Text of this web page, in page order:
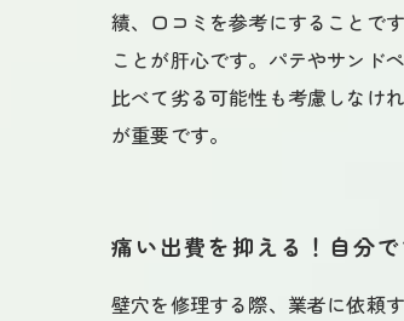
績、口コミを参考にすることで
ことが肝心です。パテやサンド
比べて劣る可能性も考慮しなけ
が重要です。
痛い出費を抑える！自分
壁穴を修理する際、業者に依頼